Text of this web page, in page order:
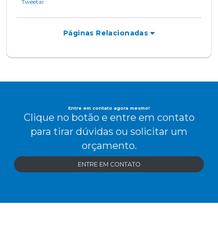
Tweetar
Páginas Relacionadas
Entre em contato agora mesmo!
Clique no botão e entre em contato
para tirar dúvidas ou solicitar um
orçamento.
ENTRE EM CONTATO